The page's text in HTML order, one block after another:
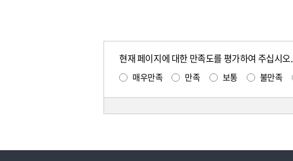
현재 페이지에 대한 만족도를 평가하여 주십시오.
매우만족 만족 보통 불만족